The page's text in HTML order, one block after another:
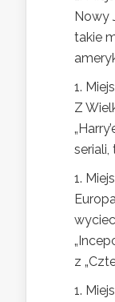
Nowy
takie
1.
Z
seriali,
1.
z
1.